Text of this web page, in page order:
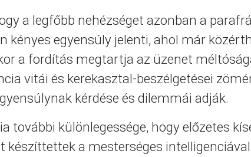
a legfőbb nehézséget azonban a
kényes egyensúly jelenti, ahol már
a fordítás megtartja az üzenet
vitái és kerekasztal-beszélgetései
kérdése és dilemmái adják.
további különlegessége, hogy előzetes
készíttettek a mesterséges